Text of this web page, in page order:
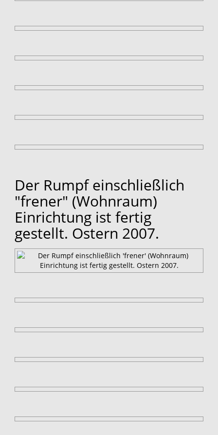
Der Rumpf einschließlich
"frener" (Wohnraum)
Einrichtung ist fertig
gestellt. Ostern 2007.